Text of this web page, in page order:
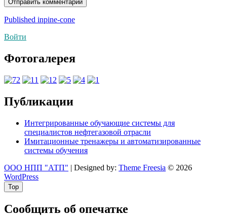
Навигация
по
Published inpine-cone
Войти
Фотогалерея
Публикации
Интегрированные обучающие системы для
специалистов нефтегазовой отрасли
Имитационные тренажеры и автоматизированные
системы обучения
ООО НПП "АТП" | Designed by: Theme Freesia © 2026
WordPress
Top
Сообщить об опечатке